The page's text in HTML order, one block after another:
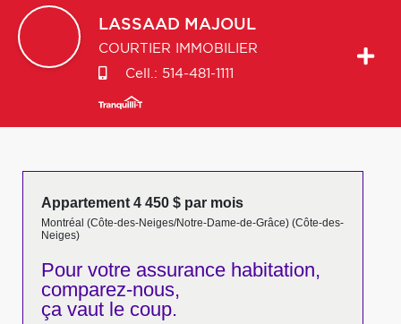
LASSAAD MAJOUL
COURTIER IMMOBILIER
Cell.: 514-481-1111
Appartement 4 450 $ par mois
Montréal (Côte-des-Neiges/Notre-Dame-de-Grâce) (Côte-des-
Neiges)
Pour votre assurance habitation,
comparez-nous,
ça vaut le coup.